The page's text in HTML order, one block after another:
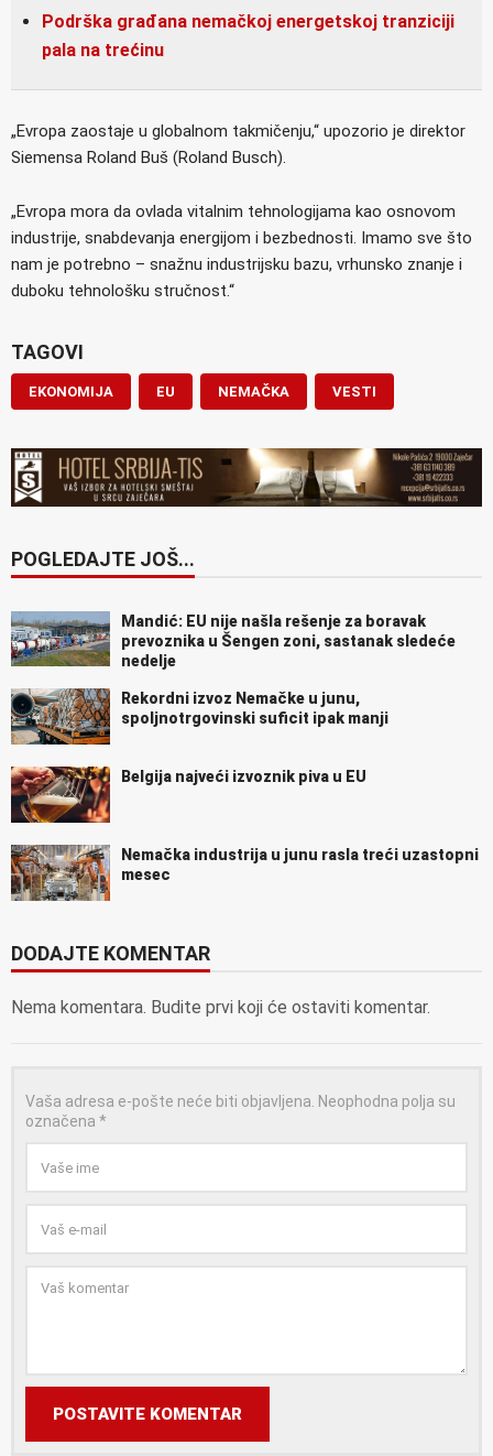
Podrška građana nemačkoj energetskoj tranziciji
pala na trećinu
„Evropa zaostaje u globalnom takmičenju,“ upozorio je direktor
Siemensa Roland Buš (Roland Busch).
„Evropa mora da ovlada vitalnim tehnologijama kao osnovom
industrije, snabdevanja energijom i bezbednosti. Imamo sve što
nam je potrebno – snažnu industrijsku bazu, vrhunsko znanje i
duboku tehnološku stručnost.“
TAGOVI
EKONOMIJA EU NEMAČKA VESTI
POGLEDAJTE JOŠ...
Mandić: EU nije našla rešenje za boravak
prevoznika u Šengen zoni, sastanak sledeće
nedelje
Rekordni izvoz Nemačke u junu,
spoljnotrgovinski suficit ipak manji
Belgija najveći izvoznik piva u EU
Nemačka industrija u junu rasla treći uzastopni
mesec
DODAJTE KOMENTAR
Nema komentara. Budite prvi koji će ostaviti komentar.
Vaša adresa e-pošte neće biti objavljena. Neophodna polja su
označena *
POSTAVITE KOMENTAR